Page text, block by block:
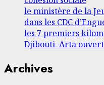
le ministère de la
dans les CDC
les 7 premiers
Djibouti–Arta
Archives